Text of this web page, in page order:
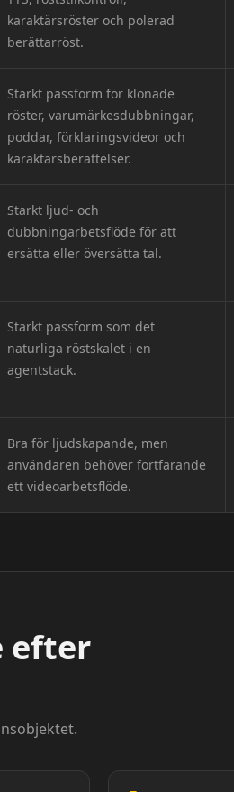
karaktärsröster och polerad
berättarröst.
Starkt passform för klonade
röster, varumärkesdubbningar,
poddar, förklaringsvideor och
karaktärsberättelser.
Starkt ljud- och
dubbningarbetsflöde för att
ersätta eller översätta tal.
Starkt passform som det
naturliga röstskalet i en
agentstack.
Bra för ljudskapande, men
användaren behöver fortfarande
ett videoarbetsflöde.
efter